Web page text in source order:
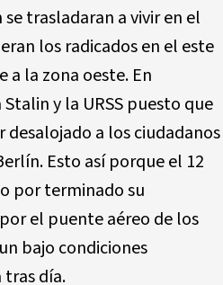
trasladaran a vivir en el
los radicados en el este
a la zona oeste. En
y la URSS puesto que
a los ciudadanos
Esto así porque el 12
por terminado su
el puente aéreo de los
bajo condiciones
día.